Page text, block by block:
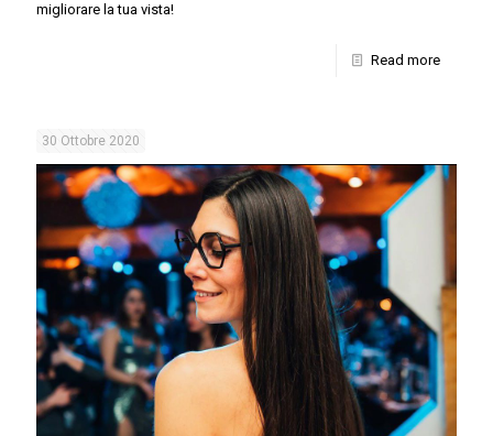
migliorare la tua vista!
Read more
30 Ottobre 2020